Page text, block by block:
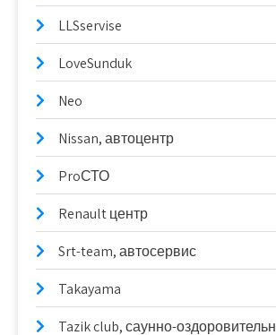
LLSservise
LoveSunduk
Neo
Nissan, автоцентр
ProСТО
Renault центр
Srt-team, автосервис
Takayama
Tazik club, саунно-